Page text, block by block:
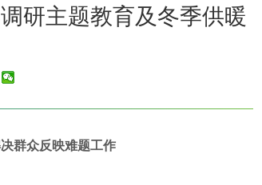
研主题教育及冬季供暖
群众反映难题工作